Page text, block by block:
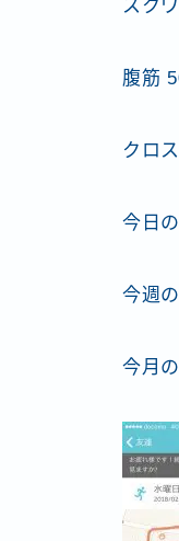
スク
腹筋
クロ
今日
今週
今月